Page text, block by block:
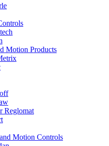
Motion Products
Reglomat
Motion Controls